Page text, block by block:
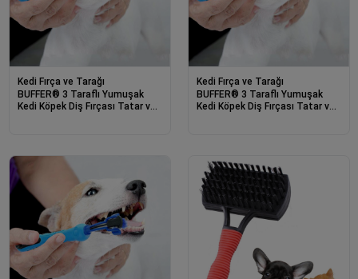
Kedi Fırça ve Tarağı
BUFFER® 3 Taraflı Yumuşak
Kedi Köpek Diş Fırçası Tatar ve
Kedi Fırça ve Tarağı
BUFFER® 3 Taraflı Yumuşak
Kedi Köpek Diş Fırçası Tatar ve